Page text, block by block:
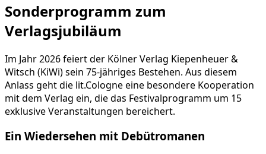
Sonderprogramm zum
Verlagsjubiläum
Im Jahr 2026 feiert der Kölner Verlag Kiepenheuer &
Witsch (KiWi) sein 75-jähriges Bestehen. Aus diesem
Anlass geht die lit.Cologne eine besondere Kooperation
mit dem Verlag ein, die das Festivalprogramm um 15
exklusive Veranstaltungen bereichert.
Ein Wiedersehen mit Debütromanen